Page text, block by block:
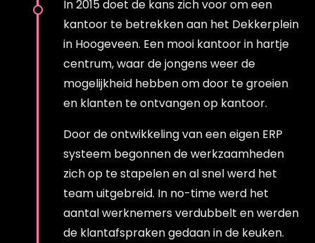
In 2015 doet de kans zich voor om een
kantoor te betrekken aan het Dekkerplein
in Hoogeveen. Een mooi kantoor in hartje
centrum, waar de jongens weer de
mogelijkheid hebben om door te groeien
en klanten te ontvangen op kantoor.
Door de ontwikkeling van een eigen ERP
systeem begonnen de werkzaamheden
zich op te stapelen en al snel werd het
team uitgebreid. In no-time werd het
aantal werknemers verdubbelt en werden
de klantafspraken gedaan in de keuken.